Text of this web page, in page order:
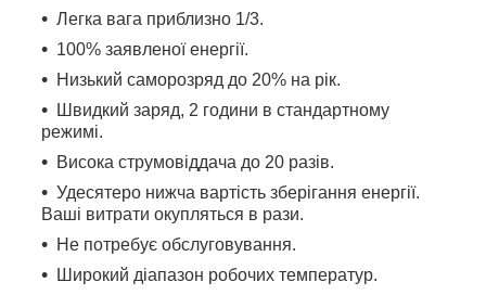
Легка вага приблизно 1/3.
100% заявленої енергії.
Низький саморозряд до 20% на рік.
Швидкий заряд, 2 години в стандартному
режимі.
Висока струмовіддача до 20 разів.
Удесятеро нижча вартість зберігання енергії.
Ваші витрати окупляться в рази.
Не потребує обслуговування.
Широкий діапазон робочих температур.